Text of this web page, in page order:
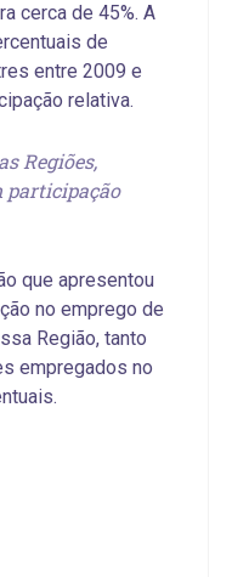
cerca de 45%. A
de
entre 2009 e
relativa.
Regiões,
participação
que apresentou
no emprego de
Região, tanto
empregados no